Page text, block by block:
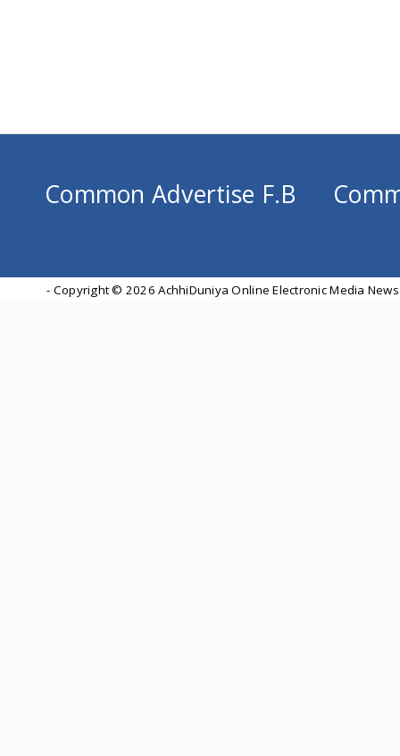
Common Advertise F.B
- Copyright © 2026 AchhiDuniya Online Electronic Media